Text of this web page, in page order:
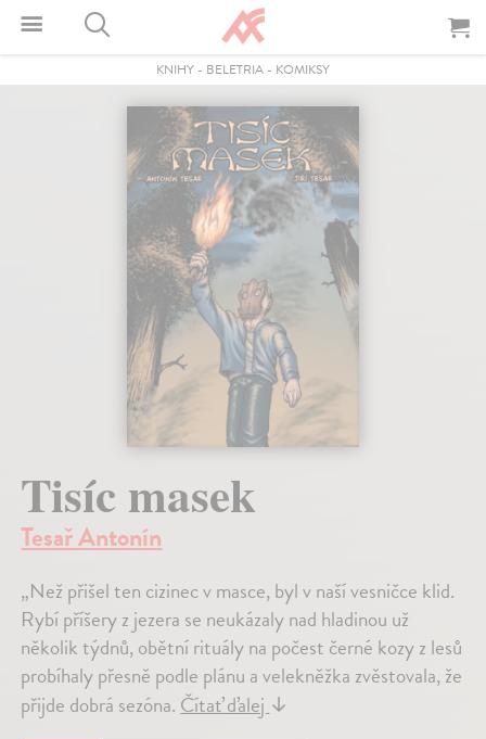
KNIHY - BELETRIA - KOMIKSY
Tisíc masek
Tesař Antonín
„Než přišel ten cizinec v masce, byl v naší vesničce klid.
Rybí příšery z jezera se neukázaly nad hladinou už
několik týdnů, obětní rituály na počest černé kozy z lesů
probíhaly přesně podle plánu a velekněžka zvěstovala, že
přijde dobrá sezóna. Čítať ďalej ↓